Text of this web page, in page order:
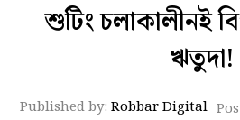
শুটিং চলাকালীনই
ঋতুদা!
Published by:Robbar Digital